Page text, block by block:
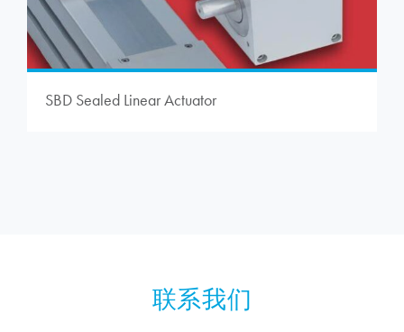
SBD Sealed Linear Actuator